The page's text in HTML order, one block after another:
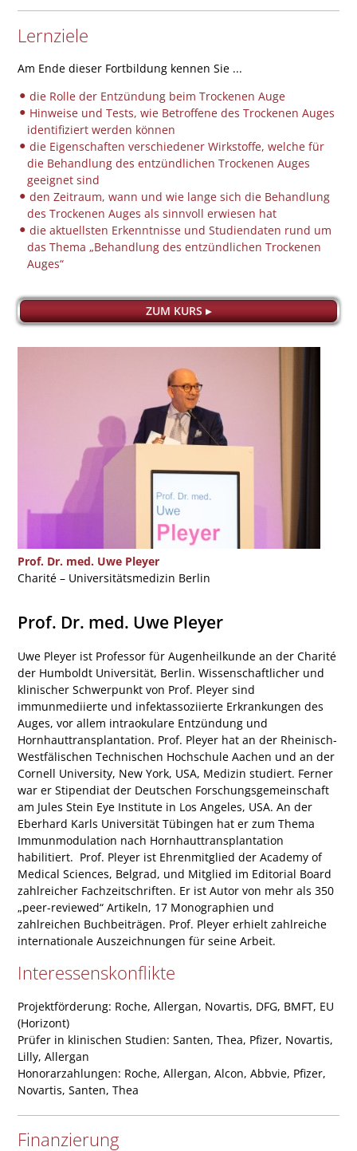
Lernziele
Am Ende dieser Fortbildung kennen Sie ...
die Rolle der Entzündung beim Trockenen Auge
Hinweise und Tests, wie Betroffene des Trockenen Auges
identifiziert werden können
die Eigenschaften verschiedener Wirkstoffe, welche für
die Behandlung des entzündlichen Trockenen Auges
geeignet sind
den Zeitraum, wann und wie lange sich die Behandlung
des Trockenen Auges als sinnvoll erwiesen hat
die aktuellsten Erkenntnisse und Studiendaten rund um
das Thema „Behandlung des entzündlichen Trockenen
Auges“
ZUM KURS ▸
Prof. Dr. med. Uwe Pleyer
Charité – Universitätsmedizin Berlin
Prof. Dr. med. Uwe Pleyer
Uwe Pleyer ist Professor für Augenheilkunde an der Charité
der Humboldt Universität, Berlin. Wissenschaftlicher und
klinischer Schwerpunkt von Prof. Pleyer sind
immunmediierte und infektassoziierte Erkrankungen des
Auges, vor allem intraokulare Entzündung und
Hornhauttransplantation. Prof. Pleyer hat an der Rheinisch-
Westfälischen Technischen Hochschule Aachen und an der
Cornell University, New York, USA, Medizin studiert. Ferner
war er Stipendiat der Deutschen Forschungsgemeinschaft
am Jules Stein Eye Institute in Los Angeles, USA. An der
Eberhard Karls Universität Tübingen hat er zum Thema
Immunmodulation nach Hornhauttransplantation
habilitiert. Prof. Pleyer ist Ehrenmitglied der Academy of
Medical Sciences, Belgrad, und Mitglied im Editorial Board
zahlreicher Fachzeitschriften. Er ist Autor von mehr als 350
„peer-reviewed“ Artikeln, 17 Monographien und
zahlreichen Buchbeiträgen. Prof. Pleyer erhielt zahlreiche
internationale Auszeichnungen für seine Arbeit.
Interessenskonflikte
Projektförderung: Roche, Allergan, Novartis, DFG, BMFT, EU
(Horizont)
Prüfer in klinischen Studien: Santen, Thea, Pfizer, Novartis,
Lilly, Allergan
Honorarzahlungen: Roche, Allergan, Alcon, Abbvie, Pfizer,
Novartis, Santen, Thea
Finanzierung